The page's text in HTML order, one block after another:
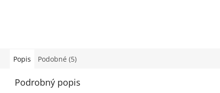
Popis Podobné (5)
Podrobný popis